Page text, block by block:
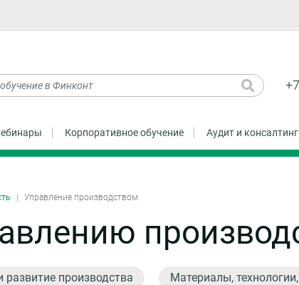
Корпоративное обучение Аудит и консалтинг
Управление производством
развитие производства Материалы,